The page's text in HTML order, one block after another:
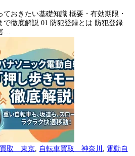
ておきたい基礎知識 概要・有効期限・
で徹底解説 01 防犯登録とは 防犯登録
…
買取 東京, 自転車買取 神奈川 , 電動自